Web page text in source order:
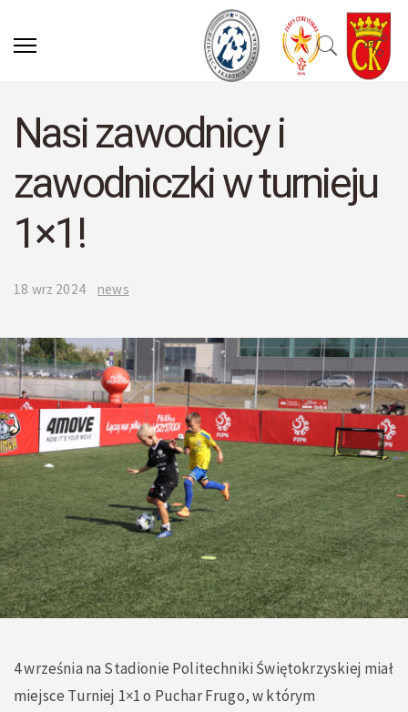
Nasi zawodnicy i
zawodniczki w turnieju
1×1!
18 wrz 2024 news
4 września na Stadionie Politechniki Świętokrzyskiej miał
miejsce Turniej 1×1 o Puchar Frugo, w którym